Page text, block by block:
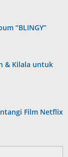
“BLINGY”
& Kilala untuk
Film Netflix